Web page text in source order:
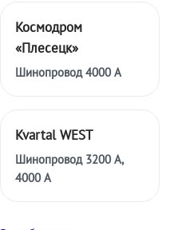
Космодром
«Плесецк»
Шинопровод 4000 А
Kvartal WEST
Шинопровод 3200 А,
4000 А